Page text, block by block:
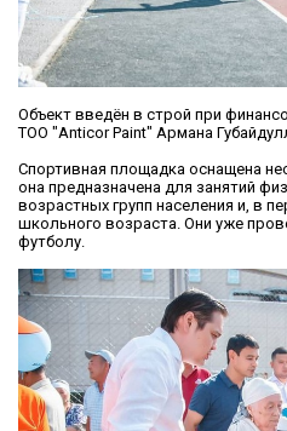
Объект введён в строй при
ТОО "Anticor Paint" Армана
Спортивная площадка оснащена
она предназначена для занятий
возрастных групп населения и, в
школьного возраста. Они уже
футболу.